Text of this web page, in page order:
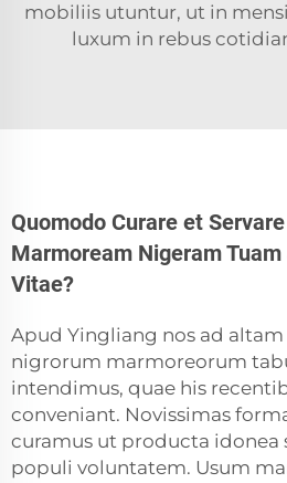
mobiliis utuntur, ut in
luxum in rebus
Quomodo Curare et
Marmoream Nigeram
Vitae?
Apud Yingliang nos ad
nigrorum marmoreorum
intendimus, quae his
conveniant. Novissimas
curamus ut producta idonea
populi voluntatem. Usum